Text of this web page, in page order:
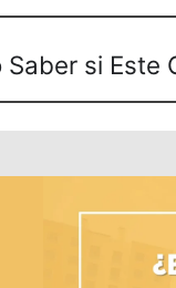
Saber si Este